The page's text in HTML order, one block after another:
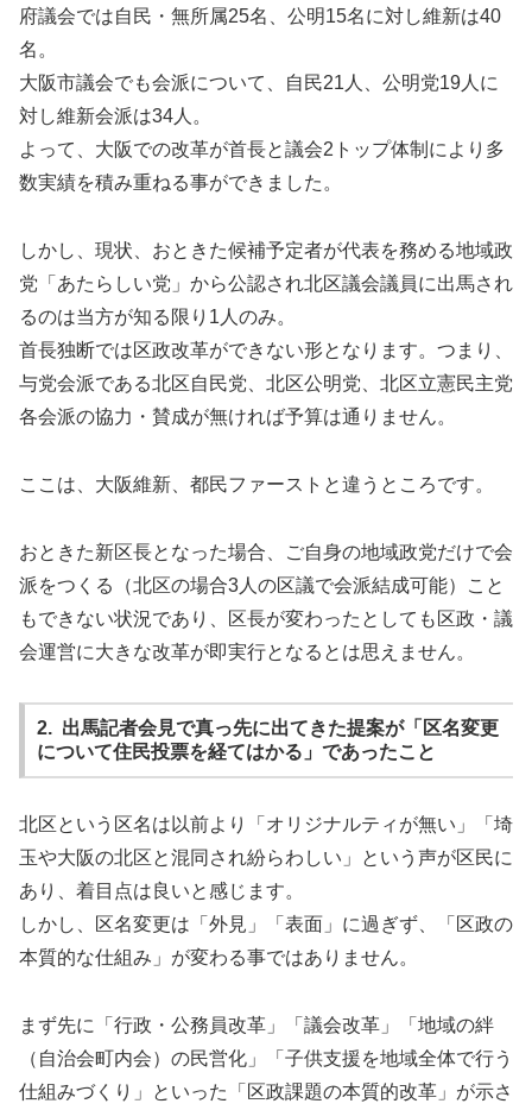
府議会では自民・無所属25名、公明15名に対し維新は40
名。
大阪市議会でも会派について、自民21人、公明党19人に
対し維新会派は34人。
よって、大阪での改革が首長と議会2トップ体制により多
数実績を積み重ねる事ができました。
しかし、現状、おときた候補予定者が代表を務める地域政
党「あたらしい党」から公認され北区議会議員に出馬され
るのは当方が知る限り1人のみ。
首長独断では区政改革ができない形となります。つまり、
与党会派である北区自民党、北区公明党、北区立憲民主党
各会派の協力・賛成が無ければ予算は通りません。
ここは、大阪維新、都民ファーストと違うところです。
おときた新区長となった場合、ご自身の地域政党だけで会
派をつくる（北区の場合3人の区議で会派結成可能）こと
もできない状況であり、区長が変わったとしても区政・議
会運営に大きな改革が即実行となるとは思えません。
2. 出馬記者会見で真っ先に出てきた提案が「区名変更
について住民投票を経てはかる」であったこと
北区という区名は以前より「オリジナルティが無い」「埼
玉や大阪の北区と混同され紛らわしい」という声が区民に
あり、着目点は良いと感じます。
しかし、区名変更は「外見」「表面」に過ぎず、「区政の
本質的な仕組み」が変わる事ではありません。
まず先に「行政・公務員改革」「議会改革」「地域の絆
（自治会町内会）の民営化」「子供支援を地域全体で行う
仕組みづくり」といった「区政課題の本質的改革」が示さ